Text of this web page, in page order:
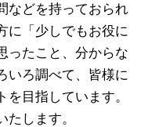
などを持っておられ
に「少しでもお役に
ったこと、分からな
いろ調べて、皆様に
目指しています。
します。